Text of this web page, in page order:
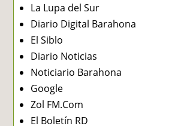
La Lupa del Sur
Diario Digital Barahona
El Siblo
Diario Noticias
Noticiario Barahona
Google
Zol FM.Com
El Boletín RD